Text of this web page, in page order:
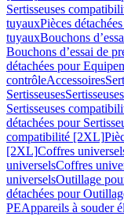
Sertisseuses
tuyauxPièces
tuyauxBouchons
Bouchons d’essai de
détachées pour
contrôleAccessoires
Sertisseuses
Sertisseuses
détachées pour
compatibilité [2XL]
[2XL]Coffres
universelsCoffres
universelsOutillage
détachées pour
PEAppareils à souder